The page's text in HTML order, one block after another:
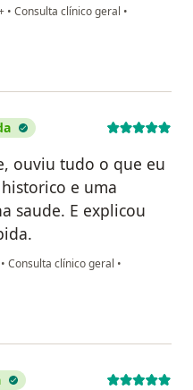
• Consulta clínico geral •
ouviu tudo o que eu
e uma
saude. E explicou
• Consulta clínico geral •